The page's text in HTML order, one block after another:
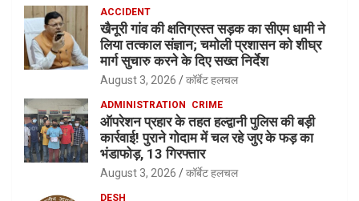
ACCIDENT
खैनूरी गांव की क्षतिग्रस्त सड़क का सीएम धामी ने
लिया तत्काल संज्ञान; चमोली प्रशासन को शीघ्र
मार्ग सुचारु करने के दिए सख्त निर्देश
August 3, 2026 कॉर्बेट हलचल
ADMINISTRATION CRIME
ऑपरेशन प्रहार के तहत हल्द्वानी पुलिस की बड़ी
कार्रवाई! पुराने गोदाम में चल रहे जुए के फड़ का
भंडाफोड़, 13 गिरफ्तार
August 3, 2026 कॉर्बेट हलचल
DESH